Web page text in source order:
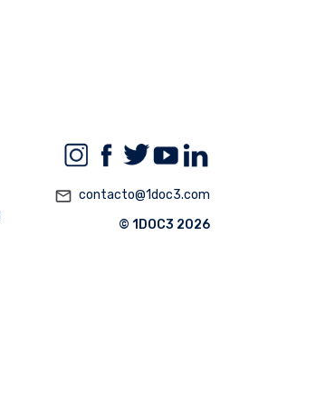
mail_outline contacto@1doc3.com
© 1DOC3 2026